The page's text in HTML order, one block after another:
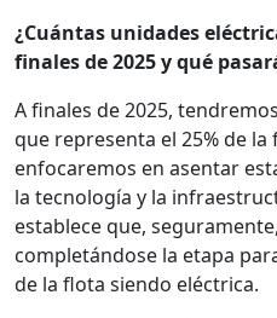
¿Cuántas unidades
finales de 2025 y qué
A finales de 2025,
que representa el 25% de la
enfocaremos en asentar
la tecnología y la
establece que,
completándose la etapa
de la flota siendo eléctrica.